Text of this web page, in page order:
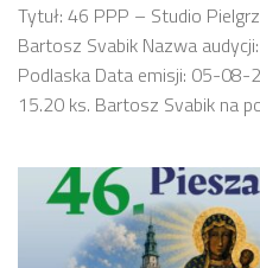
Tytuł: 46 PPP – Studio
Bartosz Svabik Nazwa
Podlaska Data emisji: 05-08-
15.20 ks. Bartosz Svabik na